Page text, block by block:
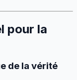
pour la
de la vérité